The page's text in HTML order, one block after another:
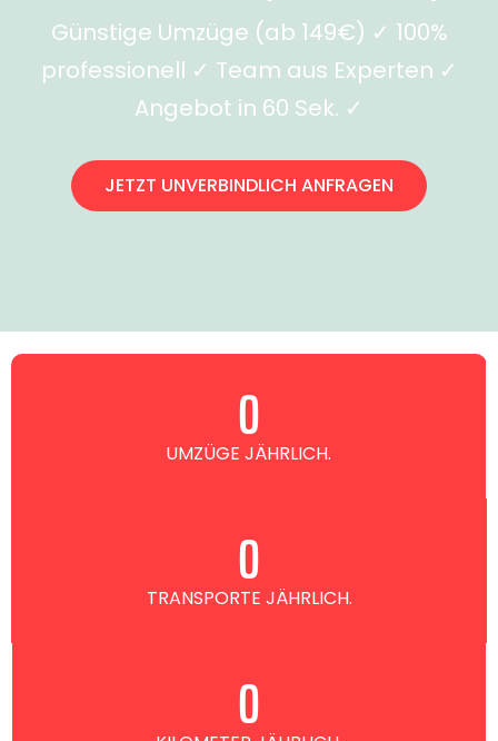
Günstige Umzüge (ab 149€) ✓ 100%
professionell ✓ Team aus Experten ✓
Angebot in 60 Sek. ✓
JETZT UNVERBINDLICH ANFRAGEN
UMZÜGE JÄHRLICH.
0
TRANSPORTE JÄHRLICH.
0
0